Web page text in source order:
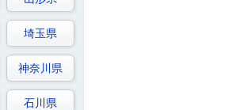
埼玉県
神奈川県
石川県